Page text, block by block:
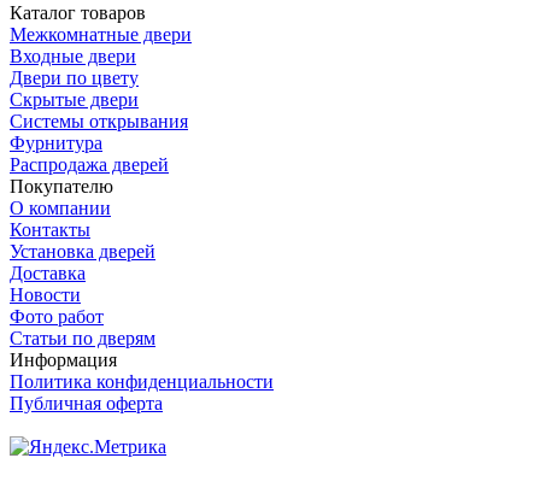
Каталог товаров
Межкомнатные двери
Входные двери
Двери по цвету
Скрытые двери
Системы открывания
Фурнитура
Распродажа дверей
Покупателю
О компании
Контакты
Установка дверей
Доставка
Новости
Фото работ
Статьи по дверям
Информация
Политика конфиденциальности
Публичная оферта